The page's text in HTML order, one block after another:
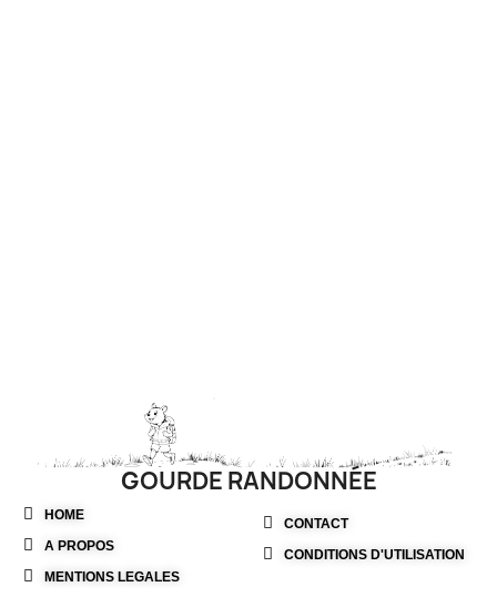
GOURDE RANDONNÉE
HOME
A PROPOS
MENTIONS LEGALES
CONTACT
CONDITIONS D'UTILISATION